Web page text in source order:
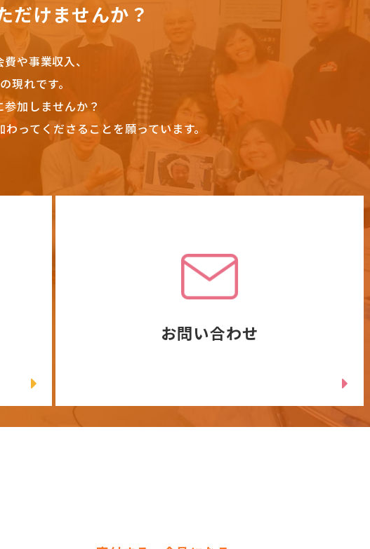
だけませんか？
や事業収入、
現れです。
加しませんか？
ってくださることを願っています。
お問い合わせ